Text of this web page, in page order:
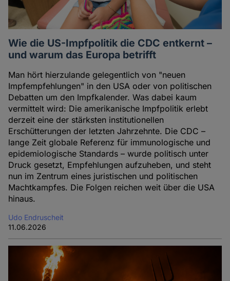
Wie die US-Impfpolitik die CDC entkernt –
und warum das Europa betrifft
Man hört hierzulande gelegentlich von "neuen
Impfempfehlungen" in den USA oder von politischen
Debatten um den Impfkalender. Was dabei kaum
vermittelt wird: Die amerikanische Impfpolitik erlebt
derzeit eine der stärksten institutionellen
Erschütterungen der letzten Jahrzehnte. Die CDC –
lange Zeit globale Referenz für immunologische und
epidemiologische Standards – wurde politisch unter
Druck gesetzt, Empfehlungen aufzuheben, und steht
nun im Zentrum eines juristischen und politischen
Machtkampfes. Die Folgen reichen weit über die USA
hinaus.
Udo Endruscheit
11.06.2026